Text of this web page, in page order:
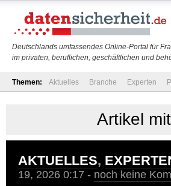
Deutschlands umfassendes Online-Portal für
im privaten, beruflichen, geschäftlichen und
Themen: Aktuelles Branche Experten
Artikel
AKTUELLES,
19, 2026 0:17 - noch keine